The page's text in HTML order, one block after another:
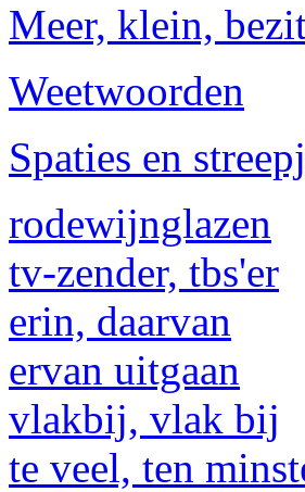
Meer, klein,
Weetwoorden
Spaties en
rodewijnglazen
tv-zender, tbs'er
erin, daarvan
ervan uitgaan
vlakbij, vlak bij
te veel, ten